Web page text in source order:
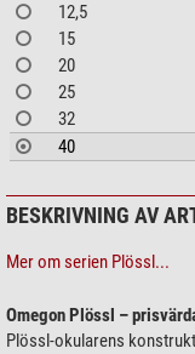
12,5
15
20
25
32
40
BESKRIVNING AV
Mer om serien Plössl...
Omegon Plössl –
Plössl-okularens